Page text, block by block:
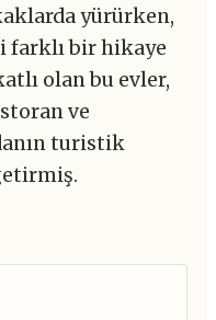
yürürken,
farklı bir hikaye
olan bu evler,
ve
turistik